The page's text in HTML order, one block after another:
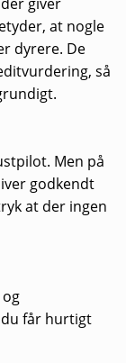
at nogle
dyrere. De
så
Men på
godkendt
at der ingen
får hurtigt